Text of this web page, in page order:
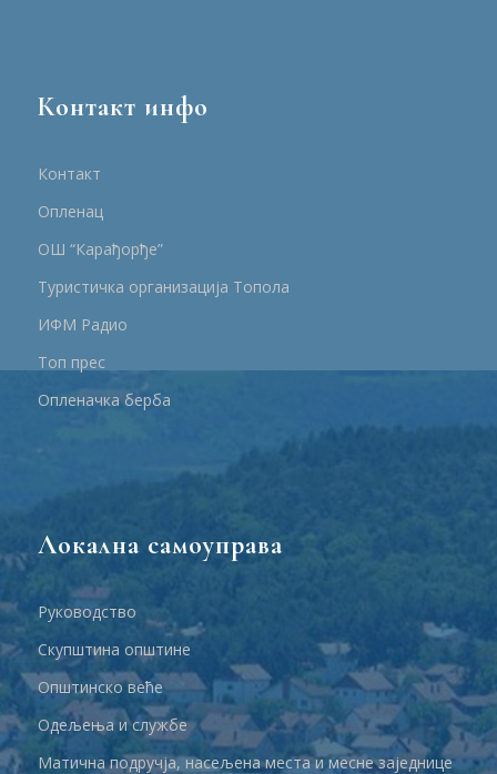
Контакт инфо
Контакт
Опленац
ОШ “Карађорђе”
Туристичка организација Топола
ИФМ Радио
Топ прес
Опленачка берба
Локална самоуправа
Руководство
Скупштина општине
Општинско веће
Одељења и службе
Матична подручја, насељена места и месне заједнице